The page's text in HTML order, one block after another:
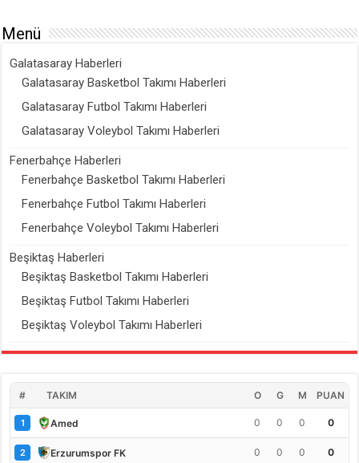
Menü
Galatasaray Haberleri
Galatasaray Basketbol Takımı Haberleri
Galatasaray Futbol Takımı Haberleri
Galatasaray Voleybol Takımı Haberleri
Fenerbahçe Haberleri
Fenerbahçe Basketbol Takımı Haberleri
Fenerbahçe Futbol Takımı Haberleri
Fenerbahçe Voleybol Takımı Haberleri
Beşiktaş Haberleri
Beşiktaş Basketbol Takımı Haberleri
Beşiktaş Futbol Takımı Haberleri
Beşiktaş Voleybol Takımı Haberleri
# TAKIM O G M PUAN
1 Amed 0 0 0 0
2 Erzurumspor FK 0 0 0 0